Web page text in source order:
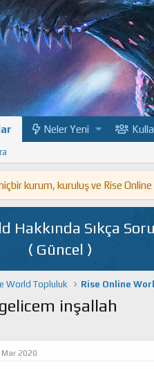
Neler Yeni
kurum, kuruluş ve Rise
Hakkında Sıkça
( Güncel )
World Topluluk Rise Online
inşallah
Mar 2020